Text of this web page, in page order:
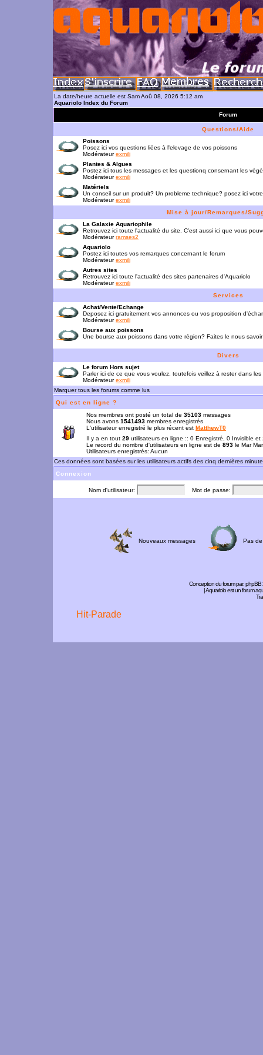
La date/heure actuelle est Sam Aoû 08, 2026 5:12 am
Aquariolo Index du Forum
Forum
Questions/Aide
Poissons
Posez ici vos questions liées à l'elevage de vos poissons
Modérateurexmili
Plantes & Algues
Postez ici tous les messages et les questionq consernant les
Modérateurexmili
Matériels
Un conseil sur un produit? Un probleme technique? posez ici
Modérateurexmili
Mise à jour/Remarques/
La Galaxie Aquariophile
Retrouvez ici toute l'actualité du site. C'est aussi ici que vous
Modérateurramses2
Aquariolo
Postez ici toutes vos remarques concernant le forum
Modérateurexmili
Autres sites
Retrouvez ici toute l'actualité des sites partenaires d'Aquariolo
Modérateurexmili
Services
Achat/Vente/Echange
Deposez ici gratuitement vos annonces ou vos proposition
Modérateurexmili
Bourse aux poissons
Une bourse aux poissons dans votre région? Faites le nous savoir
Divers
Le forum Hors sujet
Parler ici de ce que vous voulez, toutefois veillez à rester dans les
Modérateurexmili
Marquer tous les forums comme lus
Qui est en ligne ?
Nos membres ont posté un total de 35103 messages
Nous avons 1541493 membres enregistrés
L'utilisateur enregistré le plus récent est MatthewT0
Il y a en tout 29 utilisateurs en ligne :: 0 Enregistré, 0 Invisible
Le record du nombre d'utilisateurs en ligne est de 893 le Mar
Utilisateurs enregistrés: Aucun
Ces données sont basées sur les utilisateurs actifs des cinq dernières
Connexion
Nom d'utilisateur: Mot de passe:
Nouveaux messages Pas
Conception du forum par:phpBB
| Aquariolo est un forum